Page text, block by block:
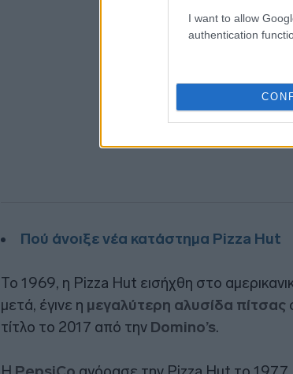
I want to allow
authentication
Πού άνοιξε νέα κατάστημα Pizza Hut
Το 1969, η Pizza Hut εισήχθη στο
μετά, έγινε η μεγαλύτερη αλυσίδα πίτσας
τίτλο το 2017 από την Domino’s.